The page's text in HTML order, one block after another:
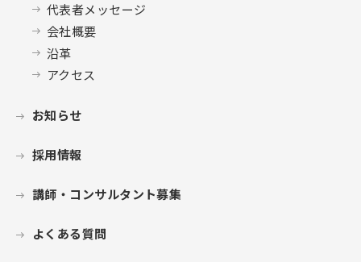
代表者メッセージ
会社概要
沿革
アクセス
お知らせ
採用情報
講師・コンサルタント募集
よくある質問